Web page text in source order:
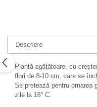
Descriere
Plantă agăţătoare, cu
flori de 8-10 cm, care se
Se pretează pentru ornarea
zile la 18° C.